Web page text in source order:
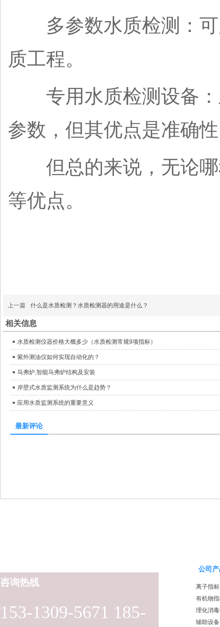
多参数水质检测：可
质工程。
专用水质检测设备：
参数，但其优点是准确
但总的来说，无论哪
等优点。
上一篇 什么是水质检测？水质检测器的用途是什么？
相关信息
水质检测仪器价格大概多少（水质检测常规9项指标）
紫外测油仪如何实现自动化的？
马弗炉,智能马弗炉结构及安装
岸壁式水质监测系统为什么是趋势？
应用水质监测系统的重要意义
最新评论
153-1309-5671 185-
咨询热线
公司
离子指标
有机物
理化消
辅助设备